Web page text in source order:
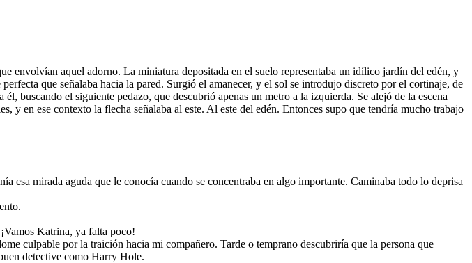
envolvían aquel adorno. La miniatura depositada en el suelo representaba un idílico jardín del edén, y
que señalaba hacia la pared. Surgió el amanecer, y el sol se introdujo discreto por el cortinaje, de
buscando el siguiente pedazo, que descubrió apenas un metro a la izquierda. Se alejó de la escena
en ese contexto la flecha señalaba al este. Al este del edén. Entonces supo que tendría mucho trabajo
esa mirada aguda que le conocía cuando se concentraba en algo importante. Caminaba todo lo deprisa
Katrina, ya falta poco!
culpable por la traición hacia mi compañero. Tarde o temprano descubriría que la persona que
detective como Harry Hole.